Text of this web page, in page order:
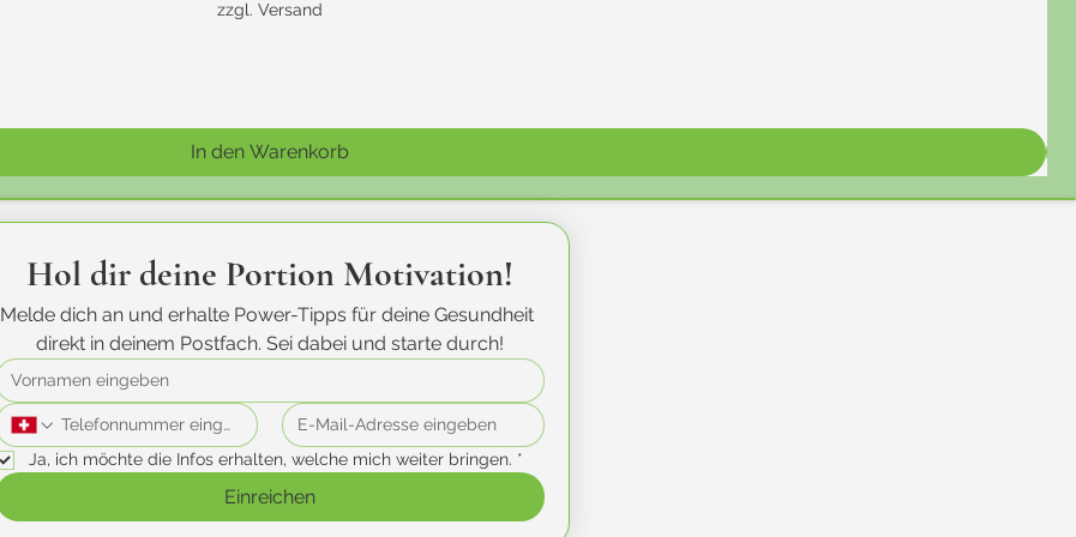
zzgl. Versand
In den Warenkorb
Hol dir deine Portion Motivation!
Melde dich an und erhalte Power-Tipps für deine Gesundheit
direkt in deinem Postfach. Sei dabei und starte durch!
Ja, ich möchte die Infos erhalten, welche mich weiter bringen. *
Einreichen